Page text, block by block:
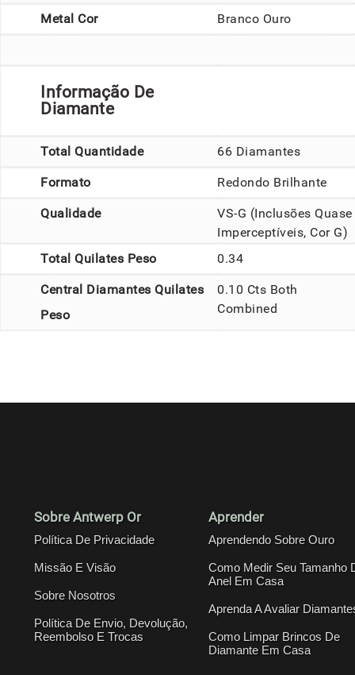
Metal Cor Branco Ouro
Informação De
Diamante
Total Quantidade 66 Diamantes
Formato Redondo Brilhante
Qualidade
VS-G (Inclusões Quase
Imperceptíveis, Cor G)
Total Quilates Peso
0.34
Central Diamantes Quilates
Peso
0.10 Cts Both
Combined
Sobre Antwerp Or
Política De Privacidade
Missão E Visão
Sobre Nosotros
Política De Envio, Devolução,
Reembolso E Trocas
Aprender
Aprendendo Sobre Ouro
Como Medir Seu Tamanho
Anel Em Casa
Aprenda A Avaliar
Como Limpar Brincos De
Diamante Em Casa